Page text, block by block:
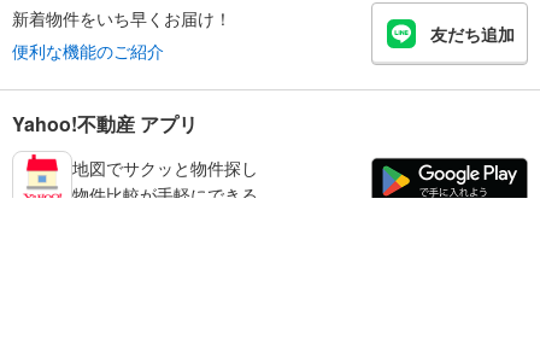
新着物件をいち早くお届け！
便利な機能のご紹介
友だち追加
Yahoo!不動産 アプリ
地図でサクッと物件探し
物件比較が手軽にできる